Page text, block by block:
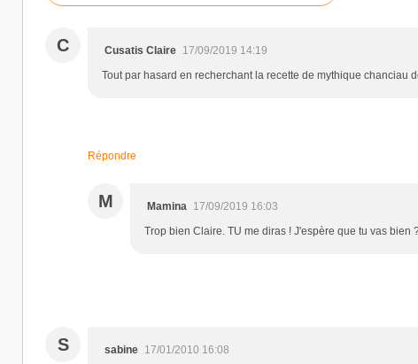
C Cusatis Claire 17/09/2019 14:19
Tout par hasard en recherchant la recette de mythique chanciau
Répondre
M Mamina 17/09/2019 16:03
Trop bien Claire. TU me diras ! J'espère que tu vas bien
S sabine 17/01/2010 16:08